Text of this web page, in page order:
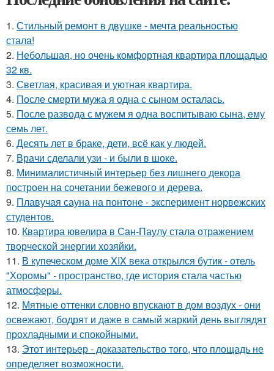
1. Стильный ремонт в двушке - мечта реальностью
стала!
2. Небольшая, но очень комфортная квартира площадью
32 кв.
3. Светлая, красивая и уютная квартира.
4. После смерти мужа я одна с сыном осталась.
5. После развода с мужем я одна воспитываю сына, ему
семь лет.
6. Десять лет в браке, дети, всё как у людей.
7. Врачи сделали узи - и были в шоке.
8. Минималистичный интерьер без лишнего декора
построен на сочетании бежевого и дерева.
9. Плавучая сауна на понтоне - эксперимент норвежских
студентов.
10. Квартира ювелира в Сан-Паулу стала отражением
творческой энергии хозяйки.
11. В купеческом доме XIX века открылся бутик - отель
"Хоромы" - пространство, где история стала частью
атмосферы.
12. Мятные оттенки словно впускают в дом воздух - они
освежают, бодрят и даже в самый жаркий день выглядят
прохладными и спокойными.
13. Этот интерьер - доказательство того, что площадь не
определяет возможности.